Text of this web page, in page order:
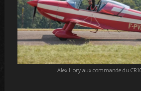
Alex Hory aux commande du